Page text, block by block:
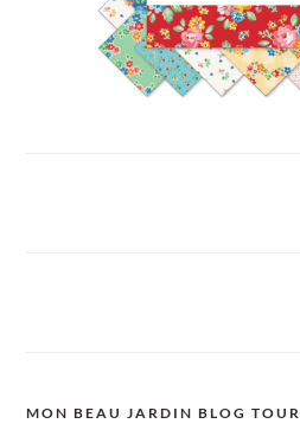
MON BEAU JARDIN BLOG TOUR